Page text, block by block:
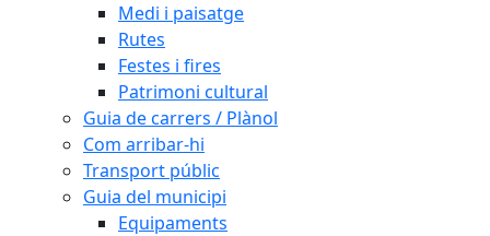
Medi i paisatge
Rutes
Festes i fires
Patrimoni cultural
Guia de carrers / Plànol
Com arribar-hi
Transport públic
Guia del municipi
Equipaments